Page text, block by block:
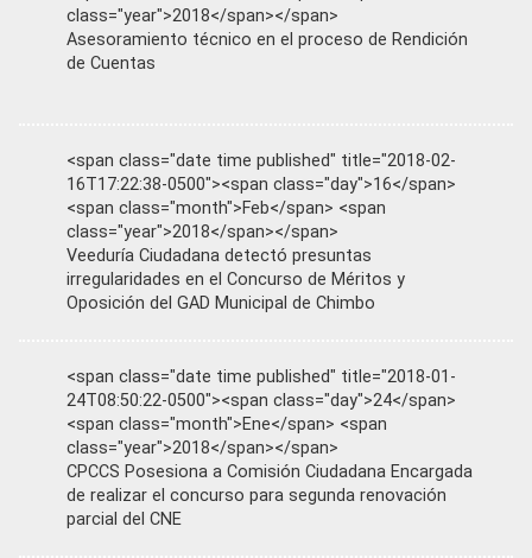
class="year">2018</span></span>
Asesoramiento técnico en el proceso de Rendición
de Cuentas
<span class="date time published" title="2018-02-
16T17:22:38-0500"><span class="day">16</span>
<span class="month">Feb</span> <span
class="year">2018</span></span>
Veeduría Ciudadana detectó presuntas
irregularidades en el Concurso de Méritos y
Oposición del GAD Municipal de Chimbo
<span class="date time published" title="2018-01-
24T08:50:22-0500"><span class="day">24</span>
<span class="month">Ene</span> <span
class="year">2018</span></span>
CPCCS Posesiona a Comisión Ciudadana Encargada
de realizar el concurso para segunda renovación
parcial del CNE